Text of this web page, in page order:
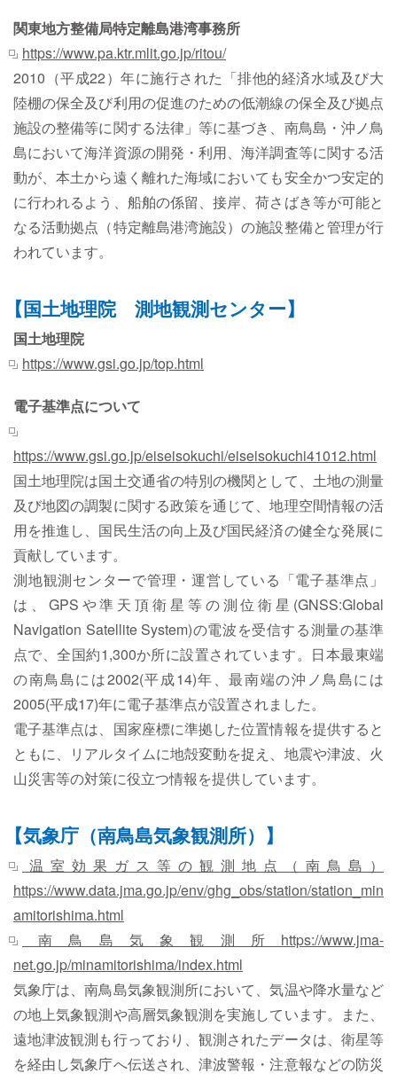
関東地方整備局特定離島港湾事務所
https://www.pa.ktr.mlit.go.jp/ritou/
2010（平成22）年に施行された「排他的経済水域及び大
陸棚の保全及び利用の促進のための低潮線の保全及び拠点
施設の整備等に関する法律」等に基づき、南鳥島・沖ノ鳥
島において海洋資源の開発・利用、海洋調査等に関する活
動が、本土から遠く離れた海域においても安全かつ安定的
に行われるよう、船舶の係留、接岸、荷さばき等が可能と
なる活動拠点（特定離島港湾施設）の施設整備と管理が行
われています。
【国土地理院 測地観測センター】
国土地理院
https://www.gsi.go.jp/top.html
電子基準点について
https://www.gsi.go.jp/eiseisokuchi/eiseisokuchi41012.html
国土地理院は国土交通省の特別の機関として、土地の測量
及び地図の調製に関する政策を通じて、地理空間情報の活
用を推進し、国民生活の向上及び国民経済の健全な発展に
貢献しています。
測地観測センターで管理・運営している「電子基準点」
は、GPSや準天頂衛星等の測位衛星(GNSS:Global
Navigation Satellite System)の電波を受信する測量の基準
点で、全国約1,300か所に設置されています。日本最東端
の南鳥島には2002(平成14)年、最南端の沖ノ鳥島には
2005(平成17)年に電子基準点が設置されました。
電子基準点は、国家座標に準拠した位置情報を提供すると
ともに、リアルタイムに地殻変動を捉え、地震や津波、火
山災害等の対策に役立つ情報を提供しています。
【気象庁（南鳥島気象観測所）】
温室効果ガス等の観測地点（南鳥島）
https://www.data.jma.go.jp/env/ghg_obs/station/station_min
amitorishima.html
南鳥島気象観測所https://www.jma-
net.go.jp/minamitorishima/index.html
気象庁は、南鳥島気象観測所において、気温や降水量など
の地上気象観測や高層気象観測を実施しています。また、
遠地津波観測も行っており、観測されたデータは、衛星等
を経由し気象庁へ伝送され、津波警報・注意報などの防災